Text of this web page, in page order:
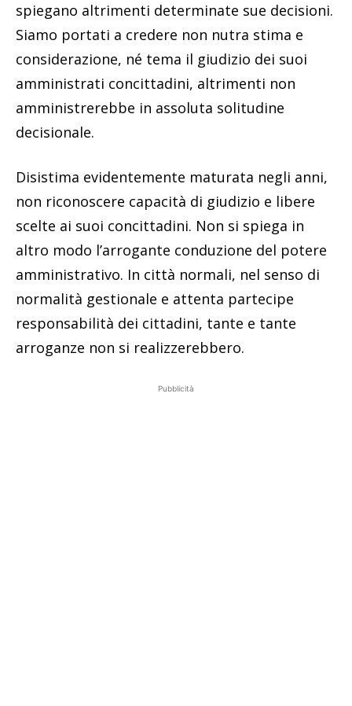
spiegano altrimenti determinate sue decisioni.
Siamo portati a credere non nutra stima e
considerazione, né tema il giudizio dei suoi
amministrati concittadini, altrimenti non
amministrerebbe in assoluta solitudine
decisionale.
Disistima evidentemente maturata negli anni,
non riconoscere capacità di giudizio e libere
scelte ai suoi concittadini. Non si spiega in
altro modo l’arrogante conduzione del potere
amministrativo. In città normali, nel senso di
normalità gestionale e attenta partecipe
responsabilità dei cittadini, tante e tante
arroganze non si realizzerebbero.
Pubblicità